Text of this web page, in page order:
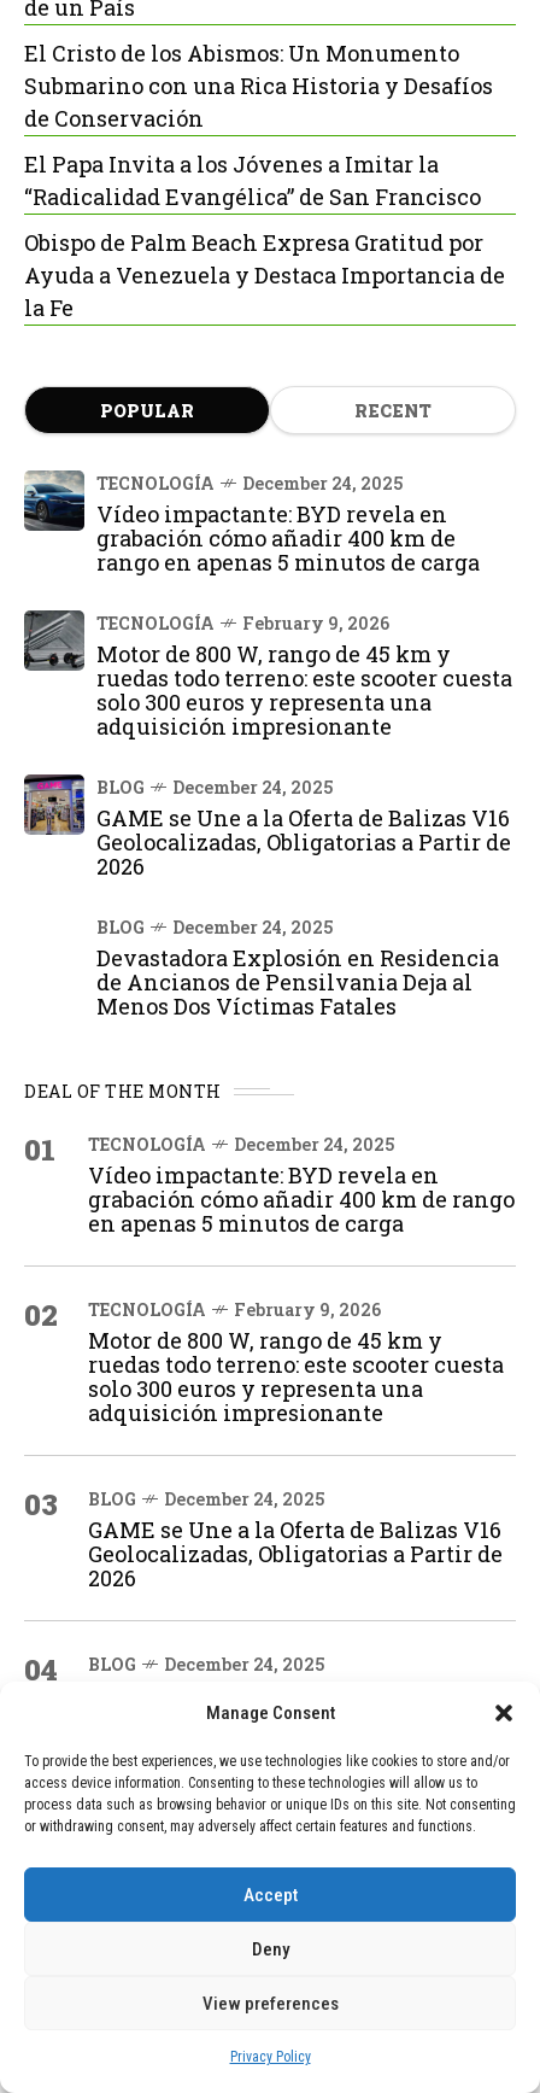
Manage Consent
To provide the best experiences, we use technologies like cookies to store and/or
access device information. Consenting to these technologies will allow us to
process data such as browsing behavior or unique IDs on this site. Not consenting
or withdrawing consent, may adversely affect certain features and functions.
Accept
Deny
View preferences
Privacy Policy
de un País
El Cristo de los Abismos: Un Monumento
Submarino con una Rica Historia y Desafíos
de Conservación
El Papa Invita a los Jóvenes a Imitar la
“Radicalidad Evangélica” de San Francisco
Obispo de Palm Beach Expresa Gratitud por
Ayuda a Venezuela y Destaca Importancia de
la Fe
POPULAR RECENT
TECNOLOGÍA December 24, 2025
Vídeo impactante: BYD revela en
grabación cómo añadir 400 km de
rango en apenas 5 minutos de carga
TECNOLOGÍA February 9, 2026
Motor de 800 W, rango de 45 km y
ruedas todo terreno: este scooter cuesta
solo 300 euros y representa una
adquisición impresionante
BLOG December 24, 2025
GAME se Une a la Oferta de Balizas V16
Geolocalizadas, Obligatorias a Partir de
2026
BLOG December 24, 2025
Devastadora Explosión en Residencia
de Ancianos de Pensilvania Deja al
Menos Dos Víctimas Fatales
DEAL OF THE MONTH
01 TECNOLOGÍA December 24, 2025
Vídeo impactante: BYD revela en
grabación cómo añadir 400 km de rango
en apenas 5 minutos de carga
02 TECNOLOGÍA February 9, 2026
Motor de 800 W, rango de 45 km y
ruedas todo terreno: este scooter cuesta
solo 300 euros y representa una
adquisición impresionante
03 BLOG December 24, 2025
GAME se Une a la Oferta de Balizas V16
Geolocalizadas, Obligatorias a Partir de
2026
04 BLOG December 24, 2025
de Ancianos de Pensilvania Deja al
ADVERTISEMENT